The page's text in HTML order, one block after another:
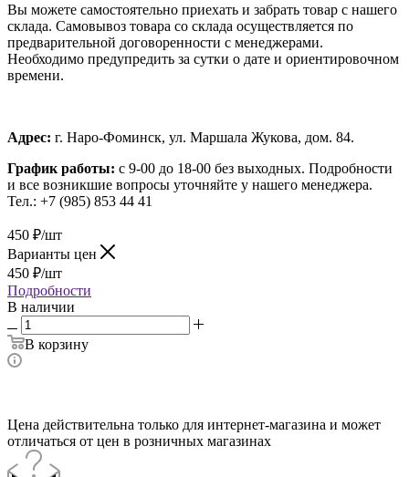
Вы можете самостоятельно приехать и забрать товар с нашего
склада. Самовывоз товара со склада осуществляется по
предварительной договоренности с менеджерами.
Необходимо предупредить за сутки о дате и ориентировочном
времени.
Адрес: г. Наро-Фоминск, ул. Маршала Жукова, дом. 84.
График работы: с 9-00 до 18-00 без выходных. Подробности
и все возникшие вопросы уточняйте у нашего менеджера.
Тел.: +7 (985) 853 44 41
450 ₽/шт
Варианты цен
450 ₽/шт
Подробности
В наличии
В корзину
Цена действительна только для интернет-магазина и может
отличаться от цен в розничных магазинах